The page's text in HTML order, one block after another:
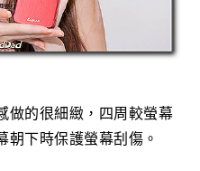
做的很細緻，四周較螢幕
朝下時保護螢幕刮傷。